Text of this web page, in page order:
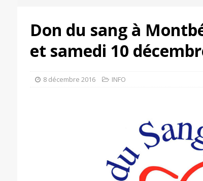
Don du sang à
et samedi 10
8 décembre 2016 INFO